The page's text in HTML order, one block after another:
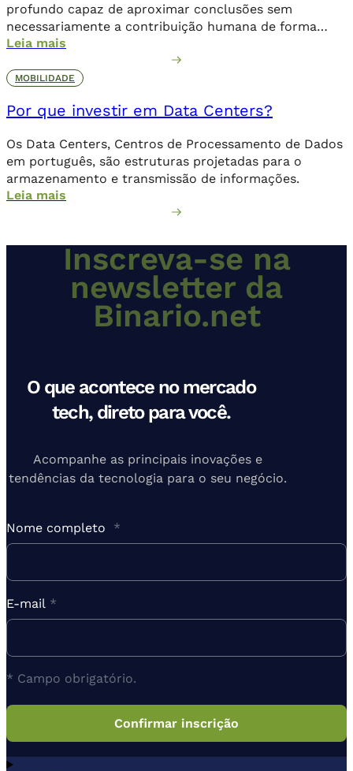
profundo capaz de aproximar conclusões sem
necessariamente a contribuição humana de forma
direta.
Leia mais
MOBILIDADE
Por que investir em Data Centers?
Os Data Centers, Centros de Processamento de Dados
em português, são estruturas projetadas para o
armazenamento e transmissão de informações.
Leia mais
Inscreva-se na
newsletter da
Binario.net
O que acontece no mercado
tech, direto para você.
Acompanhe as principais inovações e
tendências da tecnologia para o seu negócio.
Nome completo *
E-mail *
* Campo obrigatório.